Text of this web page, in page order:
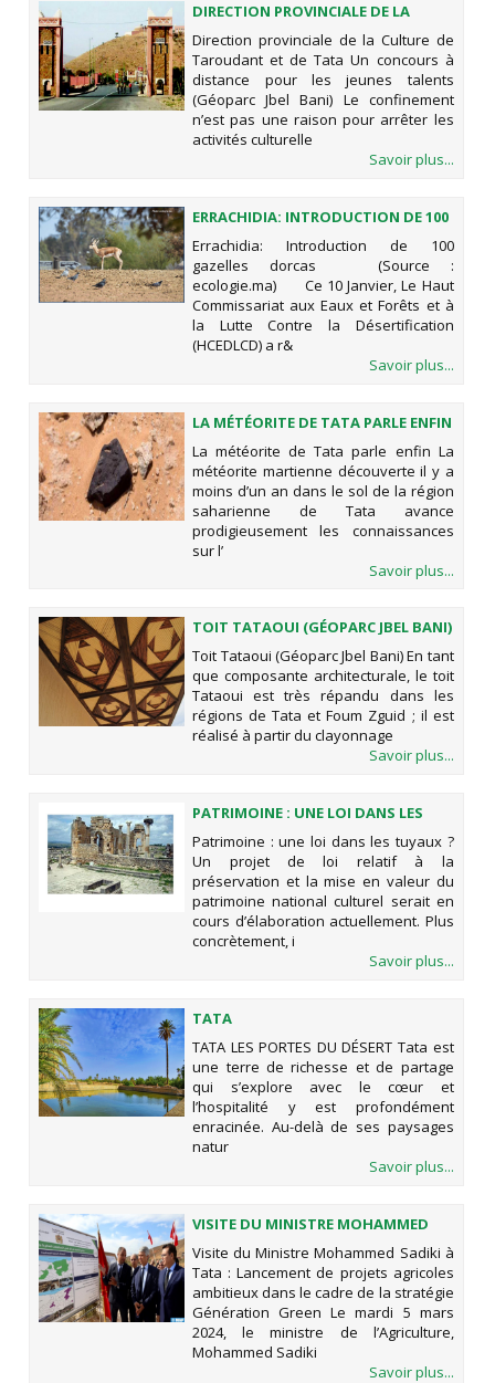
DIRECTION PROVINCIALE DE LA
CULTURE DE TAROUDANT ET DE
TATA UN CONCOURS À DISTANCE
POUR LES JEUNES TALENTS
(GÉOPARC JBEL BANI)
Direction provinciale de la Culture de
Taroudant et de Tata Un concours à
distance pour les jeunes talents
(Géoparc Jbel Bani) Le confinement
n’est pas une raison pour arrêter les
activités culturelle
Savoir plus...
ERRACHIDIA: INTRODUCTION DE 100
GAZELLES DORCAS
Errachidia: Introduction de 100
gazelles dorcas (Source :
ecologie.ma) Ce 10 Janvier, Le Haut
Commissariat aux Eaux et Forêts et à
la Lutte Contre la Désertification
(HCEDLCD) a r&
Savoir plus...
LA MÉTÉORITE DE TATA PARLE ENFIN
La météorite de Tata parle enfin La
météorite martienne découverte il y a
moins d’un an dans le sol de la région
saharienne de Tata avance
prodigieusement les connaissances
sur l’
Savoir plus...
TOIT TATAOUI (GÉOPARC JBEL BANI)
Toit Tataoui (Géoparc Jbel Bani) En tant
que composante architecturale, le toit
Tataoui est très répandu dans les
régions de Tata et Foum Zguid ; il est
réalisé à partir du clayonnage
Savoir plus...
PATRIMOINE : UNE LOI DANS LES
TUYAUX ?
Patrimoine : une loi dans les tuyaux ?
Un projet de loi relatif à la
préservation et la mise en valeur du
patrimoine national culturel serait en
cours d’élaboration actuellement. Plus
concrètement, i
Savoir plus...
TATA
TATA LES PORTES DU DÉSERT Tata est
une terre de richesse et de partage
qui s’explore avec le cœur et
l’hospitalité y est profondément
enracinée. Au-delà de ses paysages
natur
Savoir plus...
VISITE DU MINISTRE MOHAMMED
SADIKI À TATA : LANCEMENT DE
PROJETS AGRICOLES AMBITIEUX
DANS LE CADRE DE LA STRATÉGIE
GÉNÉRATION GREEN
Visite du Ministre Mohammed Sadiki à
Tata : Lancement de projets agricoles
ambitieux dans le cadre de la stratégie
Génération Green Le mardi 5 mars
2024, le ministre de l’Agriculture,
Mohammed Sadiki
Savoir plus...